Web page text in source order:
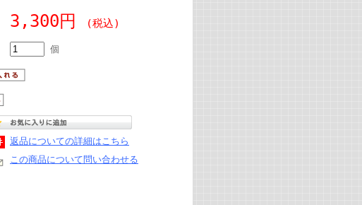
3,300円 (税込)
個
返品についての詳細はこちら
この商品について問い合わせる